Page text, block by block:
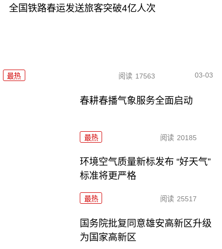
全国铁路春运发送旅客突破4亿人次
最热 阅读 17563 03-03
春耕春播气象服务全面启动
最热 阅读 20185
环境空气质量新标发布 “好天气”
标准将更严格
最热 阅读 25517
国务院批复同意雄安高新区升级
为国家高新区